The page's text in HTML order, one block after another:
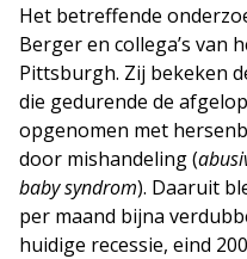
Het betreffende
Berger en collega’s van
Pittsburgh. Zij bekeken
die gedurende de
opgenomen met
door mishandeling (
baby syndrom). Daaruit
per maand bijna
huidige recessie, eind